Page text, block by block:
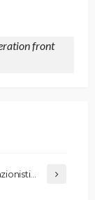
front